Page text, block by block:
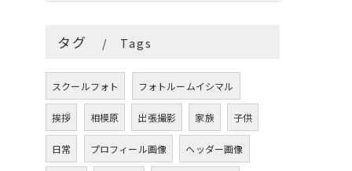
タグ Tags
スクールフォト フォトルームイシマル
挨拶 相模原 出張撮影 家族 子供
日常 プロフィール画像 ヘッダー画像